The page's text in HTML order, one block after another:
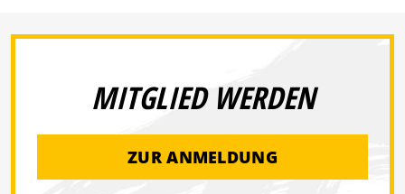
MITGLIED WERDEN
ZUR ANMELDUNG